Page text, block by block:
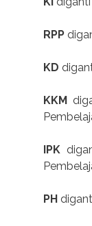
RPP
KD
KKM
IPK
PH